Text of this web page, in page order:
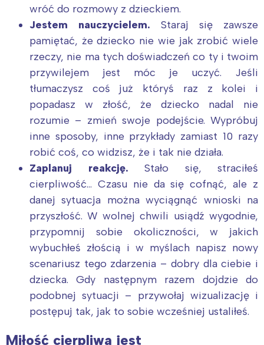
wróć do rozmowy z dzieckiem.
Jestem nauczycielem. Staraj się zawsze
pamiętać, że dziecko nie wie jak zrobić wiele
rzeczy, nie ma tych doświadczeń co ty i twoim
przywilejem jest móc je uczyć. Jeśli
tłumaczysz coś już któryś raz z kolei i
popadasz w złość, że dziecko nadal nie
rozumie – zmień swoje podejście. Wypróbuj
inne sposoby, inne przykłady zamiast 10 razy
robić coś, co widzisz, że i tak nie działa.
Zaplanuj reakcję. Stało się, straciłeś
cierpliwość… Czasu nie da się cofnąć, ale z
danej sytuacja można wyciągnąć wnioski na
przyszłość. W wolnej chwili usiądź wygodnie,
przypomnij sobie okoliczności, w jakich
wybuchłeś złością i w myślach napisz nowy
scenariusz tego zdarzenia – dobry dla ciebie i
dziecka. Gdy następnym razem dojdzie do
podobnej sytuacji – przywołaj wizualizację i
postępuj tak, jak to sobie wcześniej ustaliłeś.
Miłość cierpliwa jest